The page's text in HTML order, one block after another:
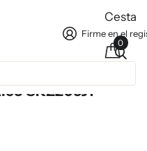
Firme en el
Cesta
0
automáticamente.
SKZ209J1